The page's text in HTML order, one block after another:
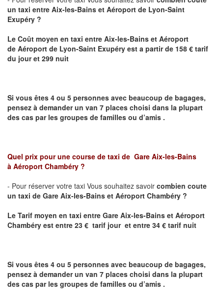
un taxi entre Aix-les-Bains et Aéroport de Lyon-Saint
Exupéry ?
Le Coût moyen en taxi entre Aix-les-Bains et Aéroport
de Aéroport de Lyon-Saint Exupéry est a partir de 158 € tarif
du jour et 299 nuit
Si vous êtes 4 ou 5 personnes avec beaucoup de bagages,
pensez à demander un van 7 places choisi dans la plupart
des cas par les groupes de familles ou d’amis .
Quel prix pour une course de taxi de Gare Aix-les-Bains
à Aéroport Chambéry ?
- Pour réserver votre taxi Vous souhaitez savoir combien coute
un taxi de Gare Aix-les-Bains et Aéroport Chambéry ?
Le Tarif moyen en taxi entre Gare Aix-les-Bains et Aéroport
Chambéry est entre 23 € tarif jour et entre 34 € tarif nuit
Si vous êtes 4 ou 5 personnes avec beaucoup de bagages,
pensez à demander un van 7 places choisi dans la plupart
des cas par les groupes de familles ou d’amis .